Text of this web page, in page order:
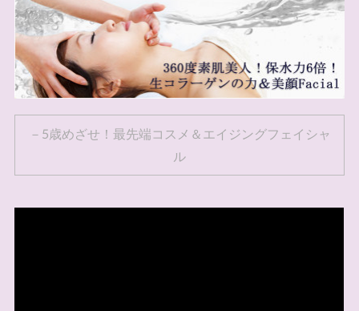
－5歳めざせ！最先端コスメ＆エイジングフェイシャ
ル